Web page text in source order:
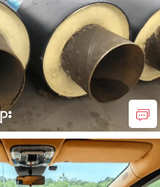
း
pu rigid foam ထုတ်ကုန်တွေရဲ့ အစိုးရိုး
တို့ရဲ့ကုမ္ပဏီမှ pu rigid foam
း၊ ဒါတွေဟာ oil-based နှင့် water-